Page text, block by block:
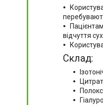
відчуття
Склад: